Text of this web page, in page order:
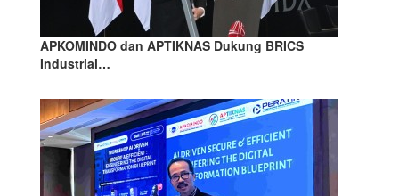
APKOMINDO dan APTIKNAS Dukung BRICS
Industrial…